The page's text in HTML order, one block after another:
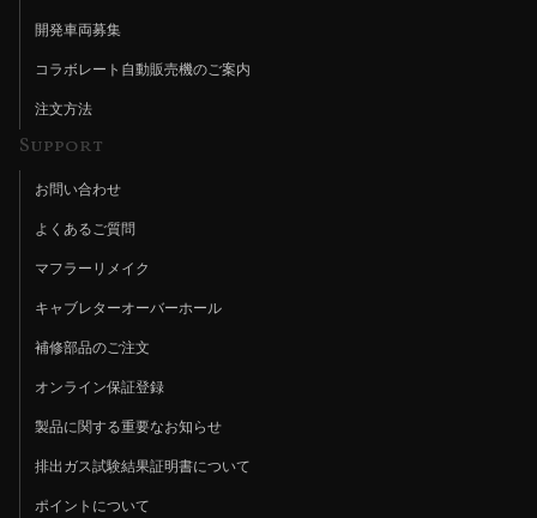
開発車両募集
コラボレート自動販売機のご案内
注文方法
Support
お問い合わせ
よくあるご質問
マフラーリメイク
キャブレターオーバーホール
補修部品のご注文
オンライン保証登録
製品に関する重要なお知らせ
排出ガス試験結果証明書について
ポイントについて